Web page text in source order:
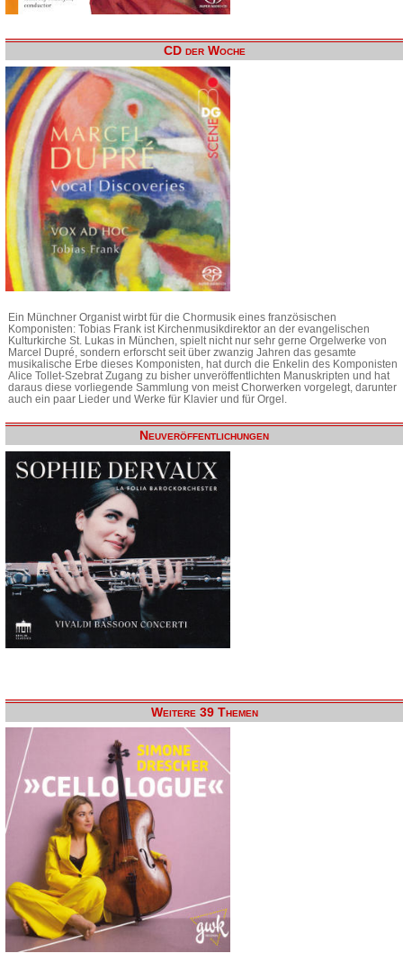
CD der Woche
Ein Münchner Organist wirbt für die Chormusik eines französischen
Komponisten: Tobias Frank ist Kirchenmusikdirektor an der evangelischen
Kulturkirche St. Lukas in München, spielt nicht nur sehr gerne Orgelwerke von
Marcel Dupré, sondern erforscht seit über zwanzig Jahren das gesamte
musikalische Erbe dieses Komponisten, hat durch die Enkelin des Komponisten
Alice Tollet-Szebrat Zugang zu bisher unveröffentlichten Manuskripten und hat
daraus diese vorliegende Sammlung von meist Chorwerken vorgelegt, darunter
auch ein paar Lieder und Werke für Klavier und für Orgel.
Neuveröffentlichungen
Weitere 39 Themen